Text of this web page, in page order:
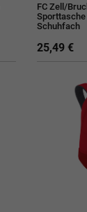
FC Zell/
Schuhfach
25,49 €